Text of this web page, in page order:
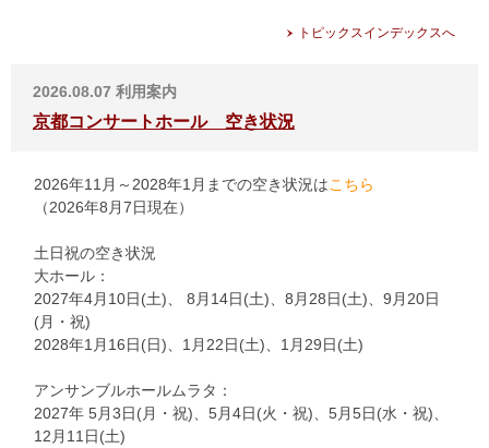
トピックスインデックスへ
2026.08.07 利用案内
京都コンサートホール 空き状況
2026年11月～2028年1月までの空き状況はこちら
（2026年8月7日現在）
土日祝の空き状況
大ホール：
2027年4月10日(土)、 8月14日(土)、8月28日(土)、9月20日
(月・祝)
2028年1月16日(日)、1月22日(土)、1月29日(土)
アンサンブルホールムラタ：
2027年 5月3日(月・祝)、5月4日(火・祝)、5月5日(水・祝)、
12月11日(土)